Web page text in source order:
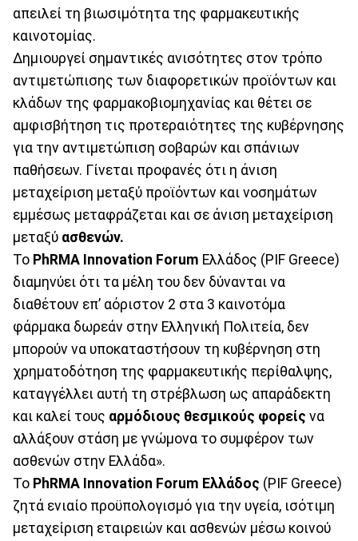
απειλεί τη βιωσιμότητα της φαρμακευτικής
καινοτομίας.
Δημιουργεί σημαντικές ανισότητες στον τρόπο
αντιμετώπισης των διαφορετικών προϊόντων και
κλάδων της φαρμακοβιομηχανίας και θέτει σε
αμφισβήτηση τις προτεραιότητες της κυβέρνησης
για την αντιμετώπιση σοβαρών και σπάνιων
παθήσεων. Γίνεται προφανές ότι η άνιση
μεταχείριση μεταξύ προϊόντων και νοσημάτων
εμμέσως μεταφράζεται και σε άνιση μεταχείριση
μεταξύ ασθενών.
Το PhRMA Innovation Forum Ελλάδος (PIF Greece)
διαμηνύει ότι τα μέλη του δεν δύνανται να
διαθέτουν επ’ αόριστον 2 στα 3 καινοτόμα
φάρμακα δωρεάν στην Ελληνική Πολιτεία, δεν
μπορούν να υποκαταστήσουν τη κυβέρνηση στη
χρηματοδότηση της φαρμακευτικής περίθαλψης,
καταγγέλλει αυτή τη στρέβλωση ως απαράδεκτη
και καλεί τους αρμόδιους θεσμικούς φορείς να
αλλάξουν στάση με γνώμονα το συμφέρον των
ασθενών στην Ελλάδα».
Το PhRMA Innovation Forum Ελλάδος (PIF Greece)
ζητά ενιαίο προϋπολογισμό για την υγεία, ισότιμη
μεταχείριση εταιρειών και ασθενών μέσω κοινού